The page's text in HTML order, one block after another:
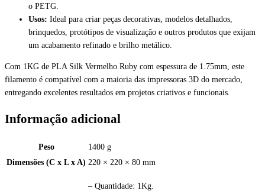
o PETG.
Usos: Ideal para criar peças decorativas, modelos detalhados,
brinquedos, protótipos de visualização e outros produtos que exijam
um acabamento refinado e brilho metálico.
Com 1KG de PLA Silk Vermelho Ruby com espessura de 1.75mm, este
filamento é compatível com a maioria das impressoras 3D do mercado,
entregando excelentes resultados em projetos criativos e funcionais.
Informação adicional
Peso
1400 g
Dimensões (C x L x A) 220 × 220 × 80 mm
– Quantidade: 1Kg.